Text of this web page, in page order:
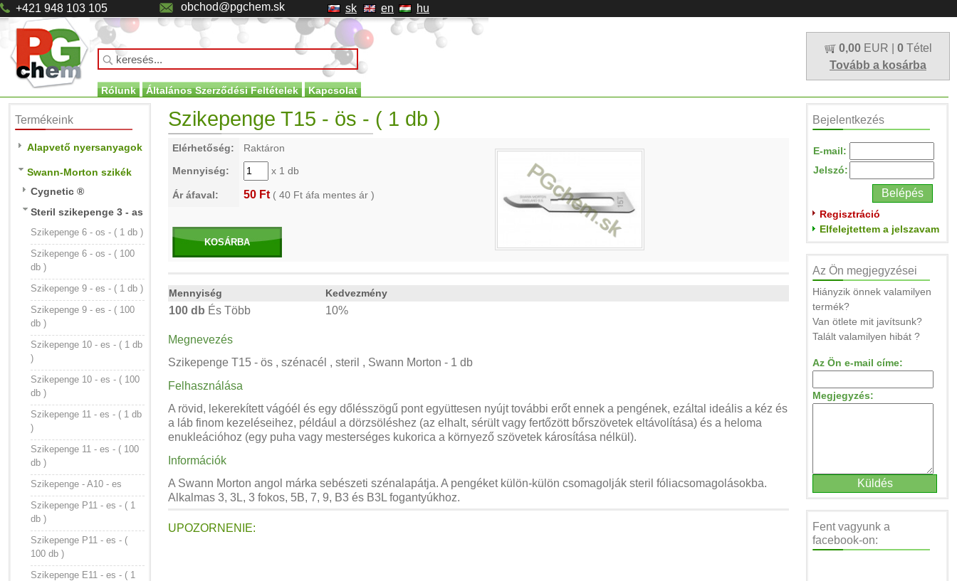
+421 948 103 105 obchod@pgchem.sk sk en hu
0,00 EUR | 0 Tétel
Tovább a kosárba
Rólunk Általános Szerződési Feltételek Kapcsolat
Termékeink
Alapvető nyersanyagok
Swann-Morton szikék
Cygnetic ®
Steril szikepenge 3 - as
Szikepenge 6 - os - ( 1 db )
Szikepenge 6 - os - ( 100
db )
Szikepenge 9 - es - ( 1 db )
Szikepenge 9 - es - ( 100
db )
Szikepenge 10 - es - ( 1 db
)
Szikepenge 10 - es - ( 100
db )
Szikepenge 11 - es - ( 1 db
)
Szikepenge 11 - es - ( 100
db )
Szikepenge - A10 - es
Szikepenge P11 - es - ( 1
db )
Szikepenge P11 - es - (
100 db )
Szikepenge E11 - es - ( 1
Szikepenge T15 - ös - ( 1 db )
Elérhetőség:
Raktáron
Mennyiség:
x 1 db
Ár áfaval: 50 Ft ( 40 Ft áfa mentes ár )
KOSÁRBA
Mennyiség Kedvezmény
100 db És Több 10%
Megnevezés
Szikepenge T15 - ös , szénacél , steril , Swann Morton - 1 db
Felhasználása
A rövid, lekerekített vágóél és egy dőlésszögű pont együttesen nyújt további erőt ennek a pengének, ezáltal ideális a kéz és
a láb finom kezeléseihez, például a dörzsöléshez (az elhalt, sérült vagy fertőzött bőrszövetek eltávolítása) és a heloma
enukleációhoz (egy puha vagy mesterséges kukorica a környező szövetek károsítása nélkül).
Információk
A Swann Morton angol márka sebészeti szénalapátja. A pengéket külön-külön csomagolják steril fóliacsomagolásokba.
Alkalmas 3, 3L, 3 fokos, 5B, 7, 9, B3 és B3L fogantyúkhoz.
UPOZORNENIE:
Bejelentkezés
E-mail:
Jelszó:
Regisztráció
Elfelejtettem a jelszavam
Az Ön megjegyzései
Hiányzik önnek valamilyen
termék?
Van ötlete mit javítsunk?
Talált valamilyen hibát ?
Az Ön e-mail címe:
Megjegyzés:
Fent vagyunk a
facebook-on: